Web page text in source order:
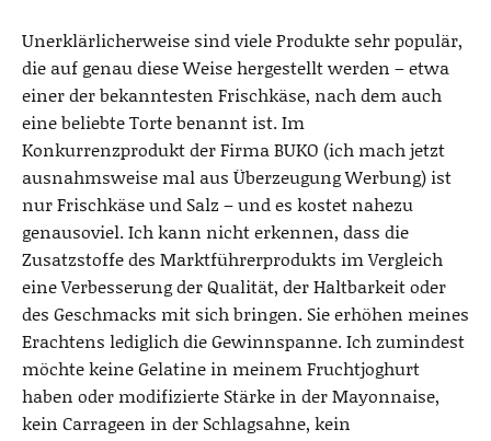
Unerklärlicherweise sind viele Produkte sehr populär,
die auf genau diese Weise hergestellt werden – etwa
einer der bekanntesten Frischkäse, nach dem auch
eine beliebte Torte benannt ist. Im
Konkurrenzprodukt der Firma BUKO (ich mach jetzt
ausnahmsweise mal aus Überzeugung Werbung) ist
nur Frischkäse und Salz – und es kostet nahezu
genausoviel. Ich kann nicht erkennen, dass die
Zusatzstoffe des Marktführerprodukts im Vergleich
eine Verbesserung der Qualität, der Haltbarkeit oder
des Geschmacks mit sich bringen. Sie erhöhen meines
Erachtens lediglich die Gewinnspanne. Ich zumindest
möchte keine Gelatine in meinem Fruchtjoghurt
haben oder modifizierte Stärke in der Mayonnaise,
kein Carrageen in der Schlagsahne, kein